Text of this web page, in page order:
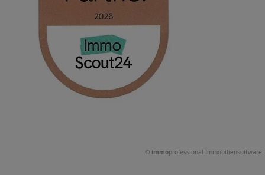
© immoprofessional Immobiliensoftware